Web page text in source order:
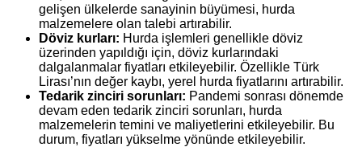
gelişen ülkelerde sanayinin büyümesi, hurda
malzemelere olan talebi artırabilir.
Döviz kurları: Hurda işlemleri genellikle döviz
üzerinden yapıldığı için, döviz kurlarındaki
dalgalanmalar fiyatları etkileyebilir. Özellikle Türk
Lirası’nın değer kaybı, yerel hurda fiyatlarını artırabilir.
Tedarik zinciri sorunları: Pandemi sonrası dönemde
devam eden tedarik zinciri sorunları, hurda
malzemelerin temini ve maliyetlerini etkileyebilir. Bu
durum, fiyatları yükselme yönünde etkileyebilir.